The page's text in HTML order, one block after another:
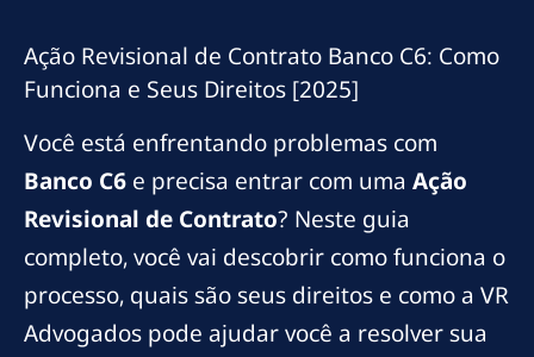
Ação Revisional de Contrato Banco C6: Como
Funciona e Seus Direitos [2025]
Você está enfrentando problemas com
Banco C6 e precisa entrar com uma Ação
Revisional de Contrato? Neste guia
completo, você vai descobrir como funciona o
processo, quais são seus direitos e como a VR
Advogados pode ajudar você a resolver sua